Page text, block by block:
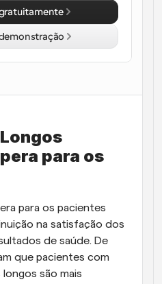
por IA
e lembretes
minutos
fluida com várias pessoas
para os
para os pacientes
na satisfação dos
de saúde. De
que pacientes com
são mais